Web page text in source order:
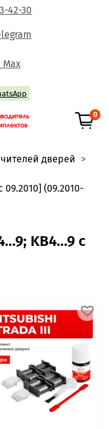
42-30
0
дверей
09.2010] (09.2010-
KB4...9 с